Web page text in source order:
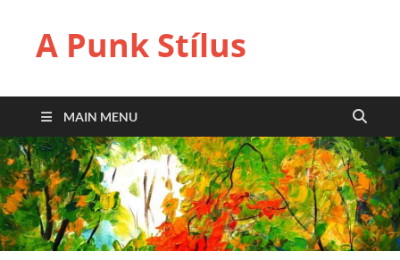
A Punk Stílus
MAIN MENU